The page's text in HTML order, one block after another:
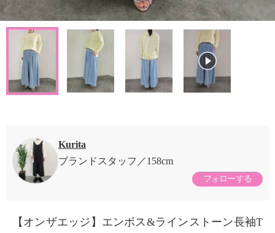
Kurita
ブランドスタッフ
158cm
フォローする
【オンザエッジ】エンボス&ラインストーン長袖T